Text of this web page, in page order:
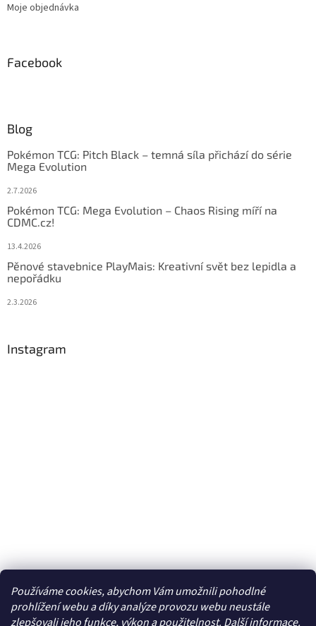
Používáme cookies, abychom Vám umožnili pohodlné
prohlížení webu a díky analýze provozu webu neustále
zlepšovali jeho funkce, výkon a použitelnost. Dalšíinformace.
Moje objednávka
Facebook
Blog
Pokémon TCG: Pitch Black – temná síla přichází do série
Mega Evolution
2.7.2026
Pokémon TCG: Mega Evolution – Chaos Rising míří na
CDMC.cz!
13.4.2026
Pěnové stavebnice PlayMais: Kreativní svět bez lepidla a
nepořádku
2.3.2026
Instagram
Sledovat na Instagramu